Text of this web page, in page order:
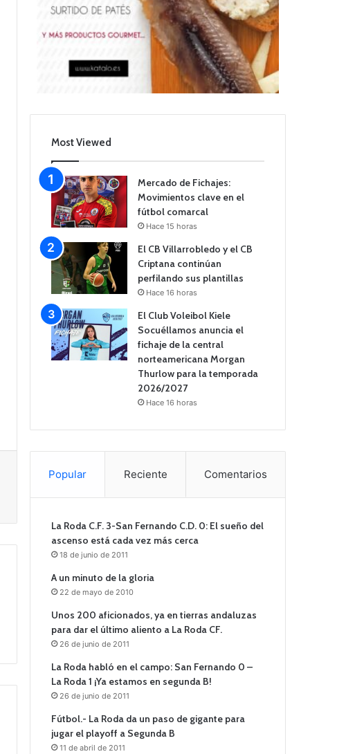
Most Viewed
Mercado de Fichajes:
Movimientos clave en el
fútbol comarcal
Hace 15 horas
El CB Villarrobledo y el CB
Criptana continúan
perfilando sus plantillas
Hace 16 horas
El Club Voleibol Kiele
Socuéllamos anuncia el
fichaje de la central
norteamericana Morgan
Thurlow para la temporada
2026/2027
Hace 16 horas
Popular Reciente Comentarios
La Roda C.F. 3-San Fernando C.D. 0: El sueño del
ascenso está cada vez más cerca
18 de junio de 2011
A un minuto de la gloria
22 de mayo de 2010
Unos 200 aficionados, ya en tierras andaluzas
para dar el último aliento a La Roda CF.
26 de junio de 2011
La Roda habló en el campo: San Fernando 0 –
La Roda 1 ¡Ya estamos en segunda B!
26 de junio de 2011
Fútbol.- La Roda da un paso de gigante para
jugar el playoff a Segunda B
11 de abril de 2011